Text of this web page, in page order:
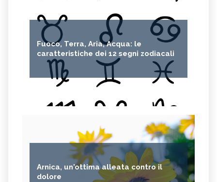
Fuoco, Terra, Aria, Acqua: le
caratteristiche dei 12 segni zodiacali
Arnica, un'ottima alleata contro il
dolore